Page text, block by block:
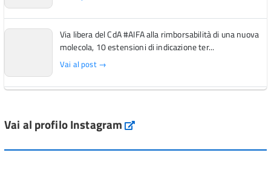
Via libera del CdA #AIFA alla rimborsabilità di una nuova
molecola, 10 estensioni di indicazione ter...
Vai al post →
Vai al post →
Vai al profilo Instagram Instagram